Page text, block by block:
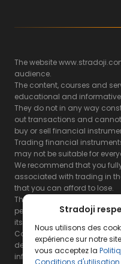
Stradoji
Nous utilisons des
expérience sur notre
vous acceptez la
Conditions d'utilisation
The website
audience.
The content, courses and
educational and
They do not in any way
out transactions and
buy or sell financial
Trading financial
may not be suitable for
We recommend that you
associated with trading in
that you can afford to lose.
The Stradoji site does not
performance of products
its site and its servers.
Consequently, the Stradoji
decline all responsibility in
information and the